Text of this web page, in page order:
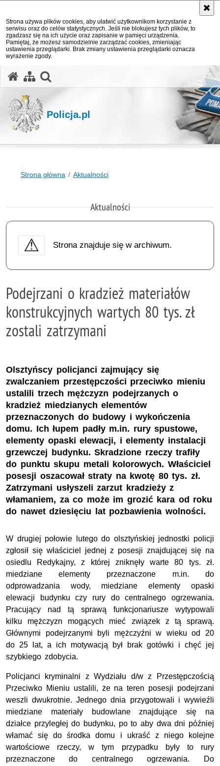
Strona używa plików cookies, aby ułatwić użytkownikom korzystanie z
serwisu oraz do celów statystycznych. Jeśli nie blokujesz tych plików, to
zgadzasz się na ich użycie oraz zapisanie w pamięci urządzenia.
Pamiętaj, że możesz samodzielnie zarządzać cookies, zmieniając
ustawienia przeglądarki. Brak zmiany ustawienia przeglądarki oznacza
wyrażenie zgody.
Policja.pl
Strona główna Aktualności
Aktualności
Strona znajduje się w archiwum.
Podejrzani o kradzież materiałów
konstrukcyjnych wartych 80 tys. zł
zostali zatrzymani
Olsztyńscy policjanci zajmujący się
zwalczaniem przestępczości przeciwko mieniu
ustalili trzech mężczyzn podejrzanych o
kradzież miedzianych elementów
przeznaczonych do budowy i wykończenia
domu. Ich łupem padły m.in. rury spustowe,
elementy opaski elewacji, i elementy instalacji
grzewczej budynku. Skradzione rzeczy trafiły
do punktu skupu metali kolorowych. Właściciel
posesji oszacował straty na kwotę 80 tys. zł.
Zatrzymani usłyszeli zarzut kradzieży z
włamaniem, za co może im grozić kara od roku
do nawet dziesięciu lat pozbawienia wolności.
W drugiej połowie lutego do olsztyńskiej jednostki policji
zgłosił się właściciel jednej z posesji znajdującej się na
osiedlu Redykajny, z której zniknęły warte 80 tys. zł.
miedziane elementy przeznaczone m.in. do
odprowadzania wody, miedziane elementy opaski
elewacji budynku czy rury do centralnego ogrzewania.
Pracujący nad tą sprawą funkcjonariusze wytypowali
kilku mężczyzn mogących mieć związek z tą sprawą.
Głównymi podejrzanymi byli mężczyźni w wieku od 20
do 25 lat, a ich motywacją był brak gotówki i chęć jej
szybkiego zdobycia.
Policjanci kryminalni z Wydziału d/w z Przestępczością
Przeciwko Mieniu ustalili, że na teren posesji podejrzani
weszli dwukrotnie. Jednego dnia przygotowali i wywieźli
miedziane materiały budowlane znajdujące się na
działce przyległej do budynku, po to aby dwa dni później
włamać się do środka domu i ukraść z niego kolejne
wartościowe rzeczy, w tym przypadku były to rury
przeznaczone do centralnego ogrzewania. Do